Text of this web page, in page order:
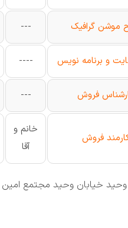
موشن گرافیک ---
و برنامه نویس ----
فروش ---
فروش
خانم و
آقا
خیابان وحید مجتمع امین